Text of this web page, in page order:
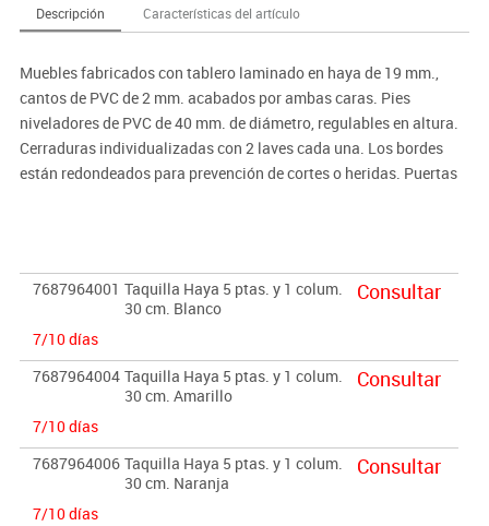
Descripción Características del artículo
Muebles fabricados con tablero laminado en haya de 19 mm.,
cantos de PVC de 2 mm. acabados por ambas caras. Pies
niveladores de PVC de 40 mm. de diámetro, regulables en altura.
Cerraduras individualizadas con 2 laves cada una. Los bordes
están redondeados para prevención de cortes o heridas. Puertas
El mobiliario se pide por encargo. En caso de devolución no se
abonará más del 90% del valor de la mercancía.
7687964001 Taquilla Haya 5 ptas. y 1 colum.
30 cm. Blanco
7/10 días
Consultar
7687964004 Taquilla Haya 5 ptas. y 1 colum.
30 cm. Amarillo
7/10 días
Consultar
7687964006 Taquilla Haya 5 ptas. y 1 colum.
30 cm. Naranja
7/10 días
Consultar